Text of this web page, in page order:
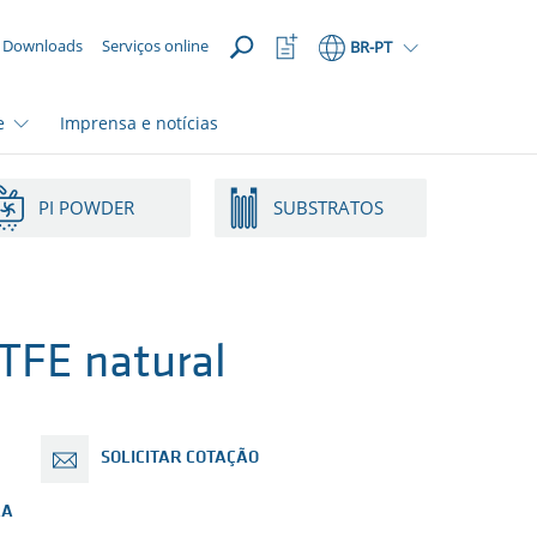
Downloads Serviços online BR-PT
Abrir
lista
Imprensa e notícias
PI POWDER SUBSTRATOS
natural
SOLICITAR COTAÇÃO